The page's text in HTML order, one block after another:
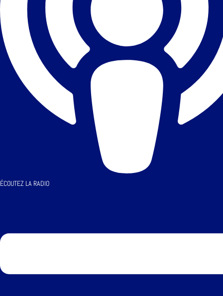
ÉCOUTEZ LA RADIO